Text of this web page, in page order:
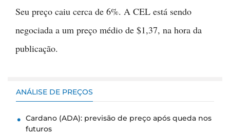
Seu preço caiu cerca de 6%. A CEL está sendo
negociada a um preço médio de $1,37, na hora da
publicação.
ANÁLISE DE PREÇOS
Cardano (ADA): previsão de preço após queda nos
futuros